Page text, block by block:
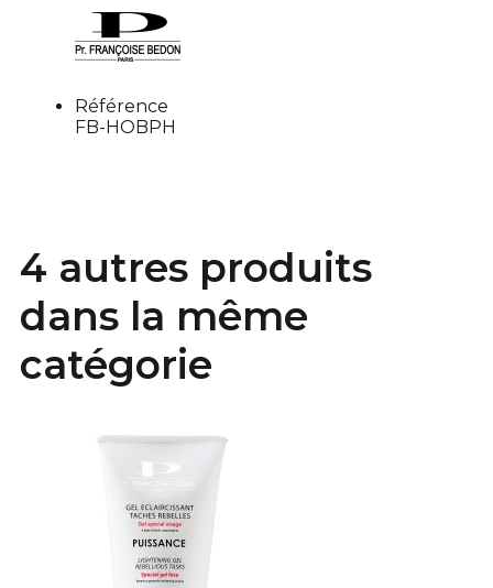
Référence
FB-HOBPH
4 autres produits
dans la même
catégorie